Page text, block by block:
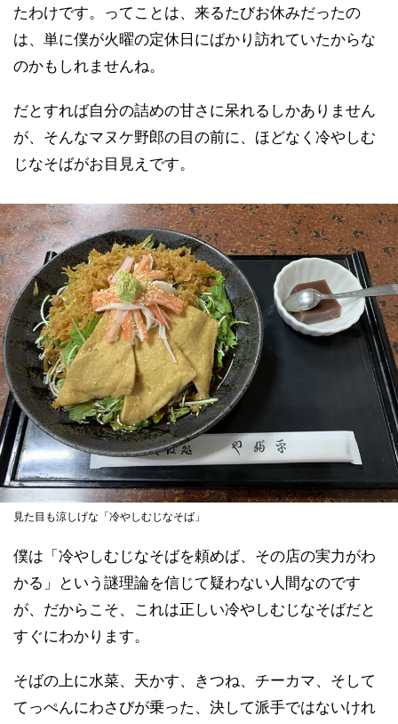
たわけです。ってことは、来るたびお休みだったの
は、単に僕が火曜の定休日にばかり訪れていたからな
のかもしれませんね。
だとすれば自分の詰めの甘さに呆れるしかありません
が、そんなマヌケ野郎の目の前に、ほどなく冷やしむ
じなそばがお目見えです。
見た目も涼しげな「冷やしむじなそば」
僕は「冷やしむじなそばを頼めば、その店の実力がわ
かる」という謎理論を信じて疑わない人間なのです
が、だからこそ、これは正しい冷やしむじなそばだと
すぐにわかります。
そばの上に水菜、天かす、きつね、チーカマ、そして
てっぺんにわさびが乗った、決して派手ではないけれ